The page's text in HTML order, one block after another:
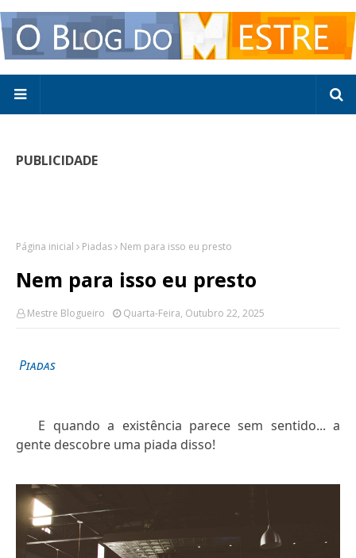
PUBLICIDADE
Página inicial Piadas Nem para isso eu presto
Nem para isso eu presto
Mestre Blogueiro Quarta-Feira, Outubro 22, 2025
Piadas
E quando a existência parece sem sentido... a
gente descobre uma piada disso!